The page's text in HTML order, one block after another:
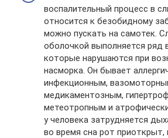
воспалительный процесс в
относится к безобидному
можно пускать на самотек.
оболочкой выполняется ряд
которые нарушаются при
насморка. Он бывает
инфекционным,
медикаментозным,
метеотропным и
у человека затрудняется
во время сна рот приоткрыт,